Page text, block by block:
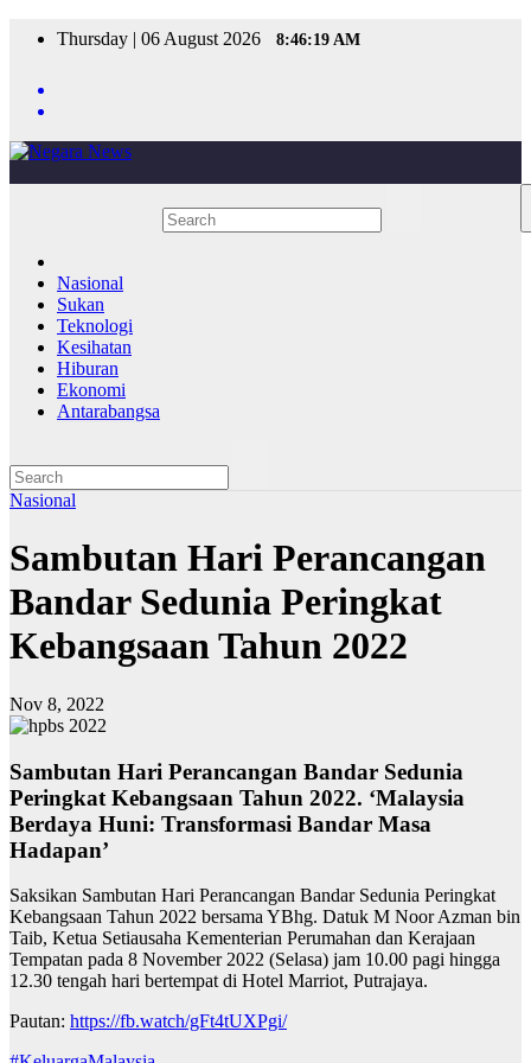
Thursday | 06 August 2026 8:46:19 AM
Nasional
Sukan
Teknologi
Kesihatan
Hiburan
Ekonomi
Antarabangsa
Nasional
Sambutan Hari Perancangan
Bandar Sedunia Peringkat
Kebangsaan Tahun 2022
Nov 8, 2022
Sambutan Hari Perancangan Bandar Sedunia
Peringkat Kebangsaan Tahun 2022. ‘Malaysia
Berdaya Huni: Transformasi Bandar Masa
Hadapan’
Saksikan Sambutan Hari Perancangan Bandar Sedunia Peringkat
Kebangsaan Tahun 2022 bersama YBhg. Datuk M Noor Azman bin
Taib, Ketua Setiausaha Kementerian Perumahan dan Kerajaan
Tempatan pada 8 November 2022 (Selasa) jam 10.00 pagi hingga
12.30 tengah hari bertempat di Hotel Marriot, Putrajaya.
Pautan: https://fb.watch/gFt4tUXPgi/